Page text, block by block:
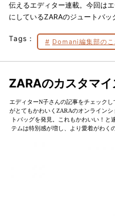
伝えるエディター連載。今回は
にしているZARAのジュートバッ
Tags： Domani編集部のこ
ZARAのカスタマ
エディターN子さんの記事をチェックし
がとてもかわいくZARAのオンライン
トバッグを発見。これもかわいい！と
テムは特別感が増し、より愛着がわく